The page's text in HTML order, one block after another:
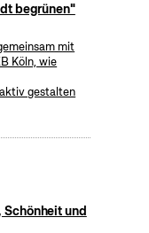
begrünen"
mit
Köln, wie
gestalten
Schönheit und